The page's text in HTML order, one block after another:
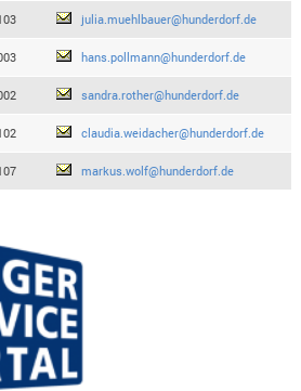
julia.muehlbauer@hunderdorf.de
hans.pollmann@hunderdorf.de
sandra.rother@hunderdorf.de
claudia.weidacher@hunderdorf.de
markus.wolf@hunderdorf.de